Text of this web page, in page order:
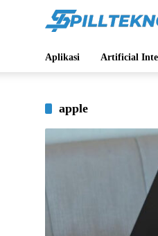
Aplikasi Artificial
apple